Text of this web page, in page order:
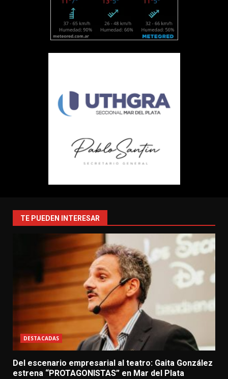
TE PUEDEN INTERESAR
DESTACADAS
Del escenario empresarial al teatro: Gaita González
estrena “PROTAGONISTAS” en Mar del Plata